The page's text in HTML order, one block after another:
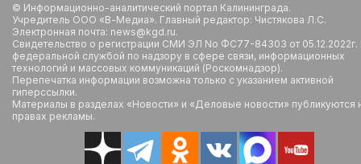
© Информационно-аналитический портал Калининграда.
Учредитель ООО «В-Медиа». Главный редактор: Чистякова Л.С.
Электронная почта: news@kgd.ru.
Свидетельство о регистрации СМИ ЭЛ No ФС77-84303 от
федеральной службой по надзору в сфере связи, информационных
технологий и массовых коммуникаций (Роскомнадзор).
Перепечатка информации возможна только с указанием активной
гиперссылки.
Материалы в разделах «Новости» и «Деловые новости» публикуются
правах рекламы.